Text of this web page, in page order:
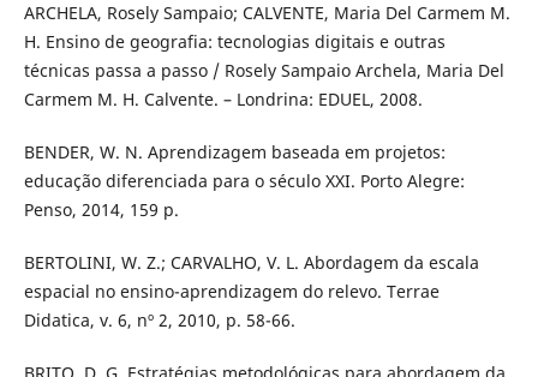
ARCHELA, Rosely Sampaio; CALVENTE, Maria Del Carmem M.
H. Ensino de geografia: tecnologias digitais e outras
técnicas passa a passo / Rosely Sampaio Archela, Maria Del
Carmem M. H. Calvente. – Londrina: EDUEL, 2008.
BENDER, W. N. Aprendizagem baseada em projetos:
educação diferenciada para o século XXI. Porto Alegre:
Penso, 2014, 159 p.
BERTOLINI, W. Z.; CARVALHO, V. L. Abordagem da escala
espacial no ensino-aprendizagem do relevo. Terrae
Didatica, v. 6, nº 2, 2010, p. 58-66.